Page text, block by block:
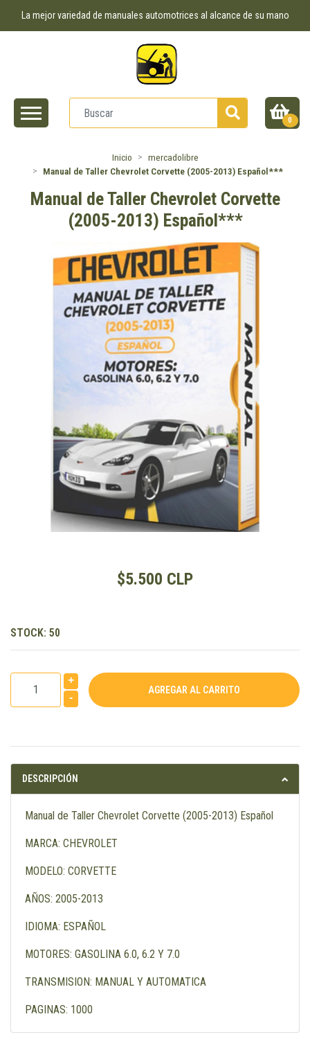
La mejor variedad de manuales automotrices al alcance de su mano
0
Inicio
mercadolibre
Manual de Taller Chevrolet Corvette (2005-2013) Español***
Manual de Taller Chevrolet Corvette
(2005-2013) Español***
$5.500 CLP
STOCK: 50
+
-
DESCRIPCIÓN
Manual de Taller Chevrolet Corvette (2005-2013) Español
MARCA: CHEVROLET
MODELO: CORVETTE
AÑOS: 2005-2013
IDIOMA: ESPAÑOL
MOTORES: GASOLINA 6.0, 6.2 Y 7.0
TRANSMISION: MANUAL Y AUTOMATICA
PAGINAS: 1000